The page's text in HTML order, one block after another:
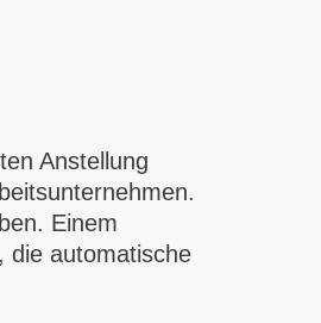
Anstellung
Einem
die automatische